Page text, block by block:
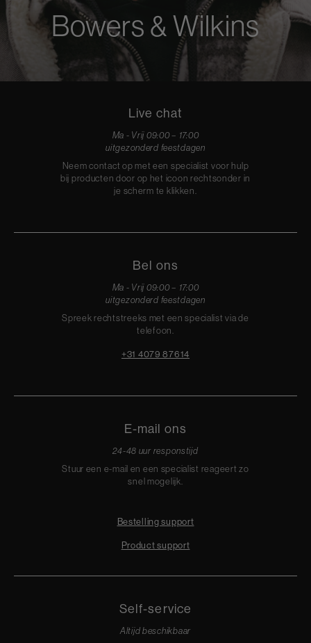
Bowers & Wilkins
Live chat
Ma - Vrij 09:00 – 17:00
uitgezonderd feestdagen
Neem contact op met een specialist voor hulp
bij producten door op het icoon rechtsonder in
je scherm te klikken.
Bel ons
Ma - Vrij 09:00 – 17:00
uitgezonderd feestdagen
Spreek rechtstreeks met een specialist via de
telefoon.
+31 4079 87614
E-mail ons
24-48 uur responstijd
Stuur een e-mail en een specialist reageert zo
snel mogelijk.
Bestelling support
Product support
Self-service
Altijd beschikbaar